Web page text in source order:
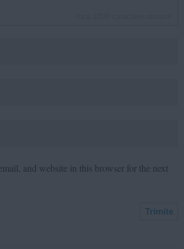
and website in this browser for the next